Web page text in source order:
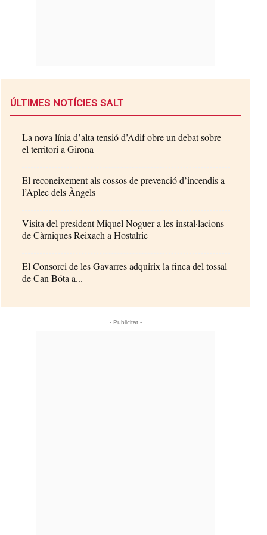
ÚLTIMES NOTÍCIES SALT
La nova línia d’alta tensió d’Adif obre un debat sobre
el territori a Girona
El reconeixement als cossos de prevenció d’incendis a
l’Aplec dels Àngels
Visita del president Miquel Noguer a les instal·lacions
de Càrniques Reixach a Hostalric
El Consorci de les Gavarres adquirix la finca del tossal
de Can Bóta a...
- Publicitat -